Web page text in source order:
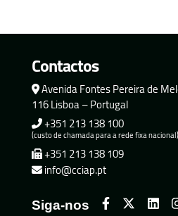
Contactos
Avenida Fontes Pereira de
116 Lisboa – Portugal
+351 213 138 100
(custo de chamada para a rede fixa nacional)
+351 213 138 109
info@cciap.pt
Siga-nos